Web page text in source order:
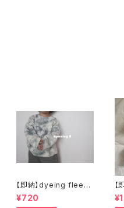
【即納】dyeing fleece
top フリーストップス
¥720
ロ